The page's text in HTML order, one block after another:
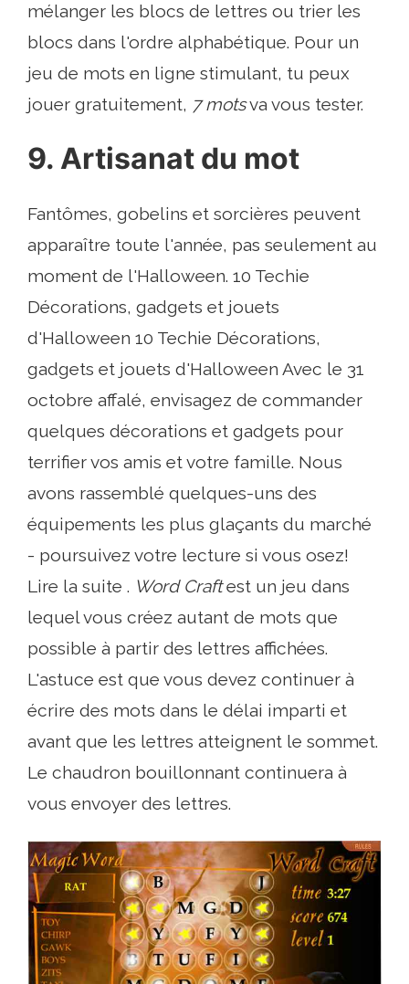
mélanger les blocs de lettres ou trier les
blocs dans l'ordre alphabétique. Pour un
jeu de mots en ligne stimulant, tu peux
jouer gratuitement, 7 motsva vous tester.
9. Artisanat du mot
Fantômes, gobelins et sorcières peuvent
apparaître toute l'année, pas seulement au
moment de l'Halloween. 10 Techie
Décorations, gadgets et jouets
d'Halloween 10 Techie Décorations,
gadgets et jouets d'Halloween Avec le 31
octobre affalé, envisagez de commander
quelques décorations et gadgets pour
terrifier vos amis et votre famille. Nous
avons rassemblé quelques-uns des
équipements les plus glaçants du marché
- poursuivez votre lecture si vous osez!
Lire la suite . Word Craftest un jeu dans
lequel vous créez autant de mots que
possible à partir des lettres affichées.
L'astuce est que vous devez continuer à
écrire des mots dans le délai imparti et
avant que les lettres atteignent le sommet.
Le chaudron bouillonnant continuera à
vous envoyer des lettres.